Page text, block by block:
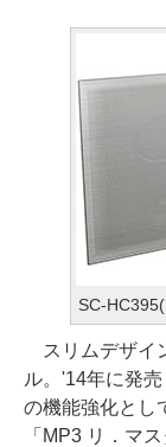
SC-
スリムデザイ
ル。'14年に発
の機能強化とし
「MP3 リ．マ